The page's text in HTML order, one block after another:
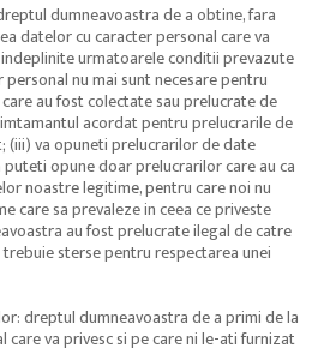
dumneavoastra de a obtine, fara
datelor cu caracter personal care va
urmatoarele conditii prevazute
personal nu mai sunt necesare pentru
au fost colectate sau prelucrate de
acordat pentru prelucrarile de
(iii) va opuneti prelucrarilor de date
opune doar prelucrarilor care au ca
noastre legitime, pentru care noi nu
care sa prevaleze in ceea ce priveste
au fost prelucrate ilegal de catre
sterse pentru respectarea unei
dreptul dumneavoastra de a primi de la
va privesc si pe care ni le-ati furnizat